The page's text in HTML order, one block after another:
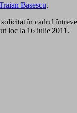
Basescu.
solicitat în cadrul
loc la 16 iulie 2011.